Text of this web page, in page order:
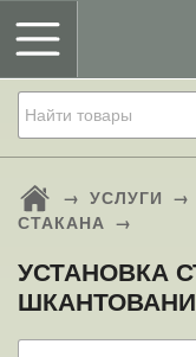
→ УСЛУГИ →
СТАКАНА →
УСТАНОВКА